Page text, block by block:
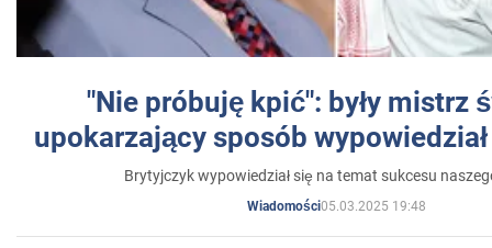
"Nie próbuję kpić": były mistrz
upokarzający sposób
Brytyjczyk wypowiedział się na temat sukcesu
Wiadomości05.03.2025 19:48